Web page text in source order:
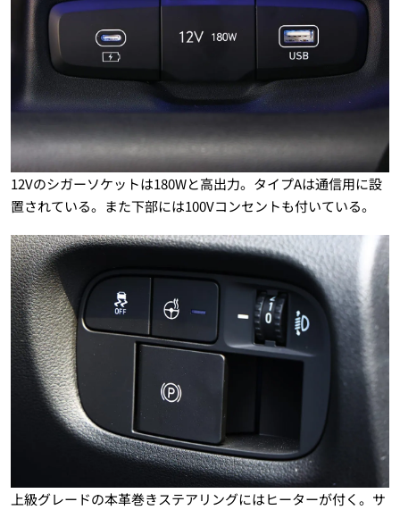
12Vのシガーソケットは180Wと高出力。タイプAは通信用に設
置されている。また下部には100Vコンセントも付いている。
上級グレードの本革巻きステアリングにはヒーターが付く。サ